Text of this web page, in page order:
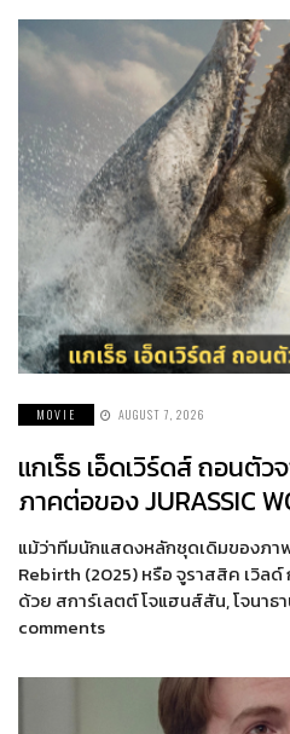
MOVIE AUGUST 7, 2026
แกเร็ธ เอ็ดเวิร์ดส์ ถอนตั
ภาคต่อของ JURASSIC
แม้ว่าทีมนักแสดงหลักชุดเดิมของภา
Rebirth (2025) หรือ จูราสสิค เวิลด์
ด้วย สการ์เลตต์ โจแฮนส์สัน, โจนาธ
comments